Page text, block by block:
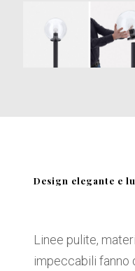
Design elegante e
Linee pulite,
impeccabili fanno